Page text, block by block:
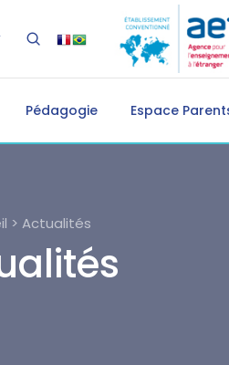
Pédagogie Espace
> Actualités